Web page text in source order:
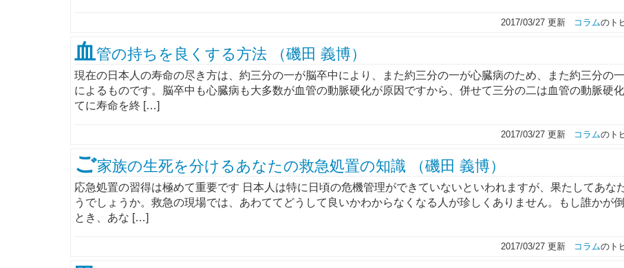
2017/03/27 更新 コラムのト
血管の持ちを良くする方法 （磯田 義博）
現在の日本人の寿命の尽き方は、約三分の一が脳卒中により、また約三分の一が心臓病のため、また約三分の
によるものです。脳卒中も心臓病も大多数が血管の動脈硬化が原因ですから、併せて三分の二は血管の動脈硬
てに寿命を終 […]
2017/03/27 更新 コラムのト
ご家族の生死を分けるあなたの救急処置の知識 （磯田 義博）
応急処置の習得は極めて重要です 日本人は特に日頃の危機管理ができていないといわれますが、果たしてあな
うでしょうか。救急の現場では、あわててどうして良いかわからなくなる人が珍しくありません。もし誰かが
とき、あな […]
2017/03/27 更新 コラムのト